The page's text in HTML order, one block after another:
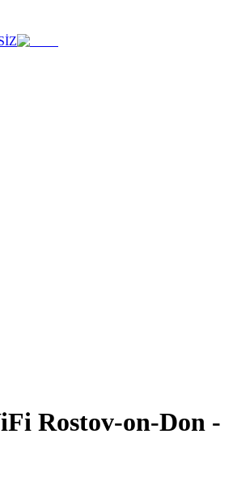
Rostov-on-Don -